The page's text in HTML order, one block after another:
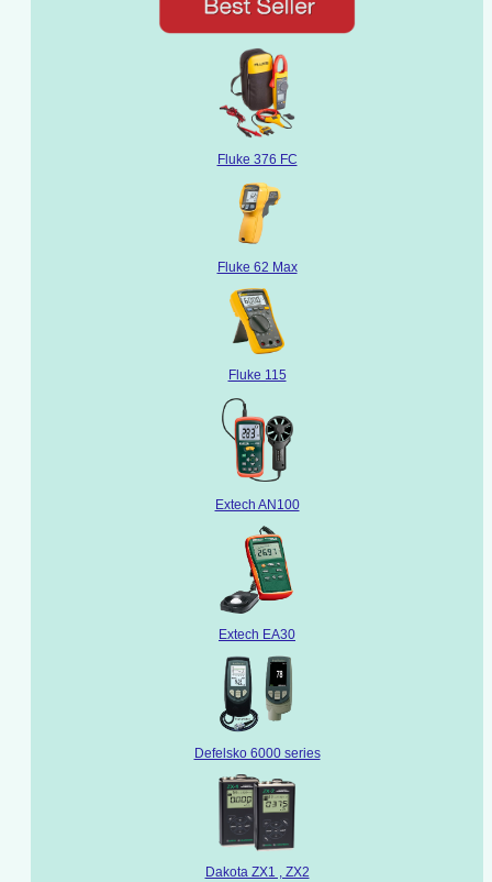
Fluke 376 FC
Fluke 62 Max
Fluke 115
Extech AN100
Extech EA30
Defelsko 6000 series
Dakota ZX1 , ZX2